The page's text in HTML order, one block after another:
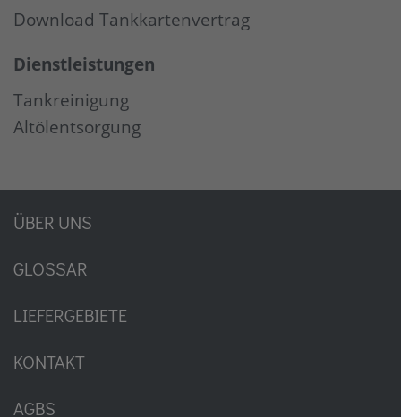
Download Tankkartenvertrag
Dienstleistungen
Tankreinigung
Altölentsorgung
ÜBER UNS
GLOSSAR
LIEFERGEBIETE
KONTAKT
AGBS